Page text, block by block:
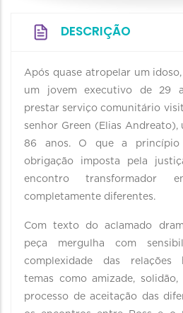
DESCRIÇÃO
Após quase atropelar um
um jovem executivo de 29
prestar serviço comunitário
senhor Green (Elias
86 anos. O que a princípio
obrigação imposta pela
encontro transformador
completamente diferentes.
Com texto do aclamado
peça mergulha com
complexidade das relações
temas como amizade,
processo de aceitação das